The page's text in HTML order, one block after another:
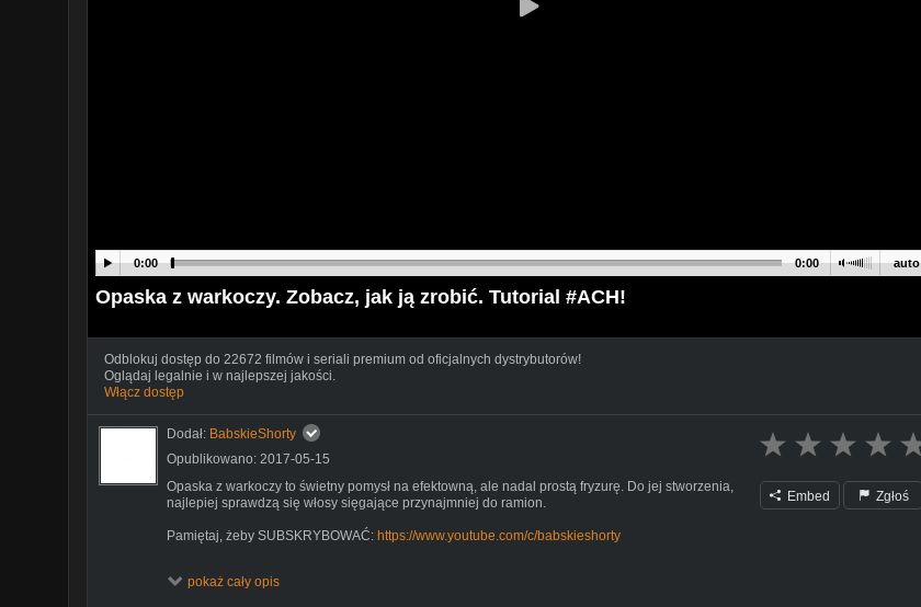
auto
0:00 0:00
Opaska z warkoczy. Zobacz, jak ją zrobić. Tutorial #ACH!
Odblokuj dostęp do 22672 filmów i seriali premium od oficjalnych dystrybutorów!
Oglądaj legalnie i w najlepszej jakości.
Włącz dostęp
Dodał: BabskieShorty
Opublikowano: 2017-05-15
Opaska z warkoczy to świetny pomysł na efektowną, ale nadal prostą fryzurę. Do jej stworzenia,
najlepiej sprawdzą się włosy sięgające przynajmniej do ramion.
Pamiętaj, żeby SUBSKRYBOWAĆ: https://www.youtube.com/c/babskieshorty
pokaż cały opis
Embed Zgłoś